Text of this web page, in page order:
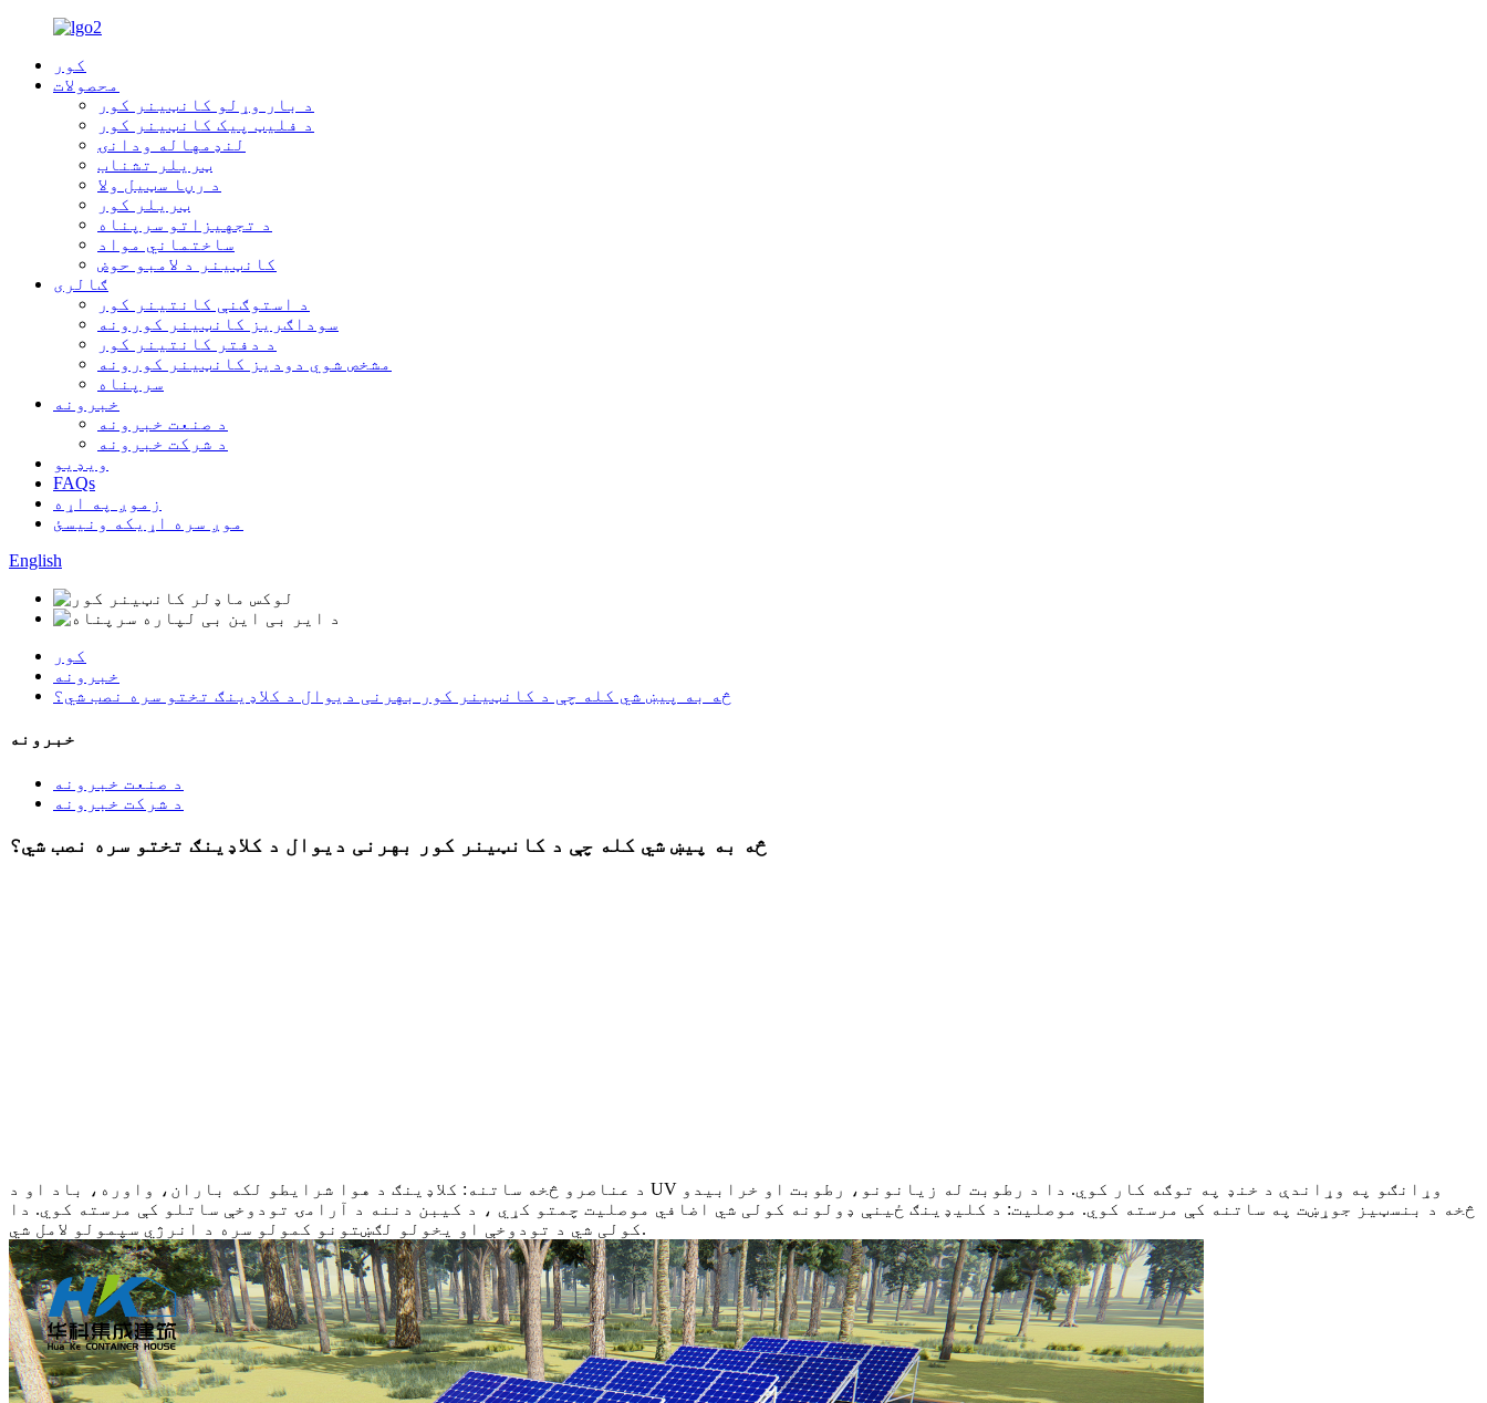
کور
محصولات
د بار وړلو کانټینر کور
د فلیټ پیک کانټینر کور
لنډمهاله ودانۍ
ټریلر تشناب
د رڼا سټیل ولا
ټریلر کور
د تجهیزاتو سرپناه
ساختماني مواد
کانټینر د لامبو حوض
ګالری
د استوګنې کانتینر کور
سوداګریز کانټینر کورونه
د دفتر کانتینر کور
مشخص شوي دودیز کانټینر کورونه
سرپناه
خبرونه
د صنعت خبرونه
د شرکت خبرونه
ویډیو
FAQs
زموږ په اړه
موږ سره اړیکه ونیسئ
English
کور
خبرونه
څه به پیښ شي کله چې د کانټینر کور بهرنی دیوال د کلاډینګ تختو سره نصب شي؟
خبرونه
د صنعت خبرونه
د شرکت خبرونه
څه به پیښ شي کله چې د کانټینر کور بهرنی دیوال د کلاډینګ تختو سره نصب شي؟
د عناصرو څخه ساتنه: کلاډینګ د هوا شرایطو لکه باران، واوره، باد او د UV وړانګو په وړاندې د خنډ په توګه کار کوي. دا د رطوبت له زیانونو، رطوبت او خرابیدو
څخه د بنسټیز جوړښت په ساتنه کې مرسته کوي. موصلیت: د کلیډینګ ځینې ډولونه کولی شي اضافي موصلیت چمتو کړي ، د کیبن دننه د آرامۍ تودوخې ساتلو کې مرسته کوي. دا
کولی شي د تودوخې او یخولو لګښتونو کمولو سره د انرژي سپمولو لامل شي.